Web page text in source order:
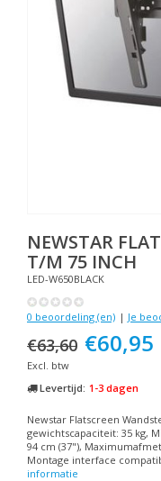
NEWSTAR
T/M 75 INCH
LED-W650BLACK
0 beoordeling (en) | Je
€63,60 €60,95
Excl. btw
Levertijd: 1-3 dagen
Newstar Flatscreen
gewichtscapaciteit: 35 kg,
94 cm (37"),
Montage interface
informatie